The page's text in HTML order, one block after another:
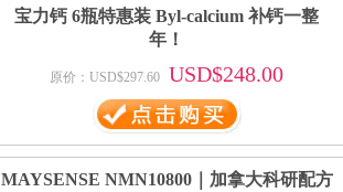
宝力钙 6瓶特惠装 Byl-calcium 补钙一整
年！
原价：USD$297.60 USD$248.00
MAYSENSE NMN10800｜加拿大科研配方